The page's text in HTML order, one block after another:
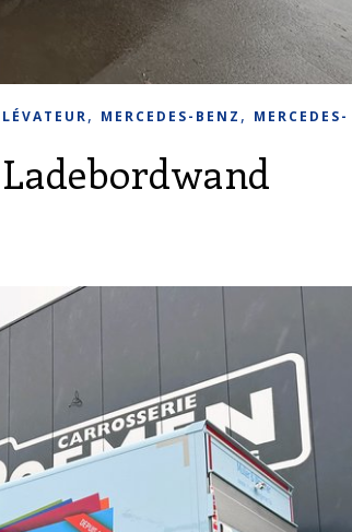
, MERCEDES-BENZ , MERCEDES-